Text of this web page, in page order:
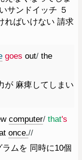
サンドイッチ ５
ればいけない 請求
goes out/ the
が 麻痺してしまい
computer/ that's
once.//
ムを 同時に10個